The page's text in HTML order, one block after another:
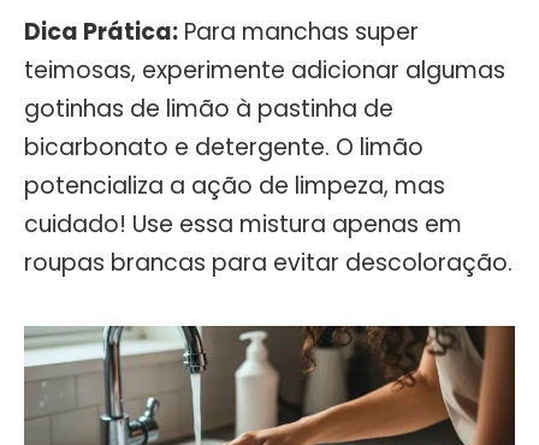
Dica Prática: Para manchas super
teimosas, experimente adicionar algumas
gotinhas de limão à pastinha de
bicarbonato e detergente. O limão
potencializa a ação de limpeza, mas
cuidado! Use essa mistura apenas em
roupas brancas para evitar descoloração.